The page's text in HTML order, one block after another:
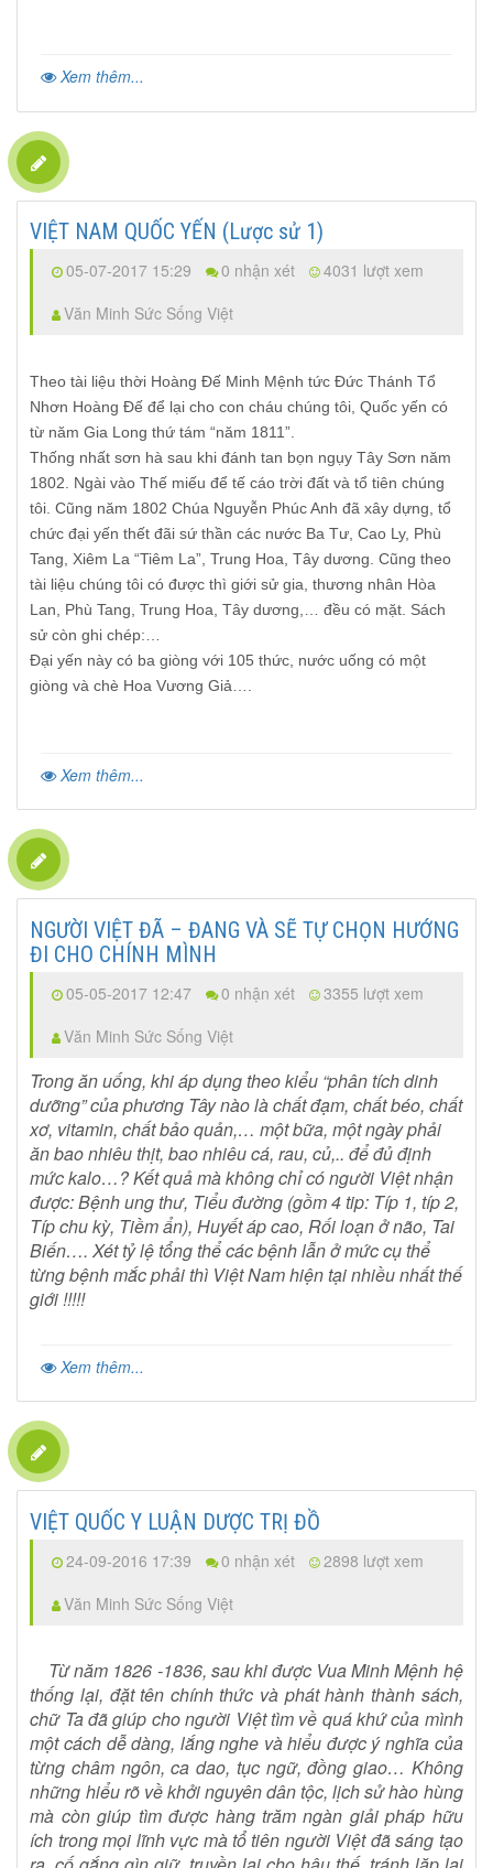
Xem thêm...
VIỆT NAM QUỐC YẾN (Lược sử 1)
05-07-2017 15:29 0 nhận xét
4031 lượt xem
Văn Minh Sức Sống Việt
Theo tài liệu thời Hoàng Đế Minh Mệnh tức Đức Thánh Tổ
Nhơn Hoàng Đế để lại cho con cháu chúng tôi, Quốc yến có
từ năm Gia Long thứ tám “năm 1811”.
Thống nhất sơn hà sau khi đánh tan bọn ngụy Tây Sơn năm
1802. Ngài vào Thế miếu để tế cáo trời đất và tổ tiên chúng
tôi. Cũng năm 1802 Chúa Nguyễn Phúc Anh đã xây dựng, tổ
chức đại yến thết đãi sứ thần các nước Ba Tư, Cao Ly, Phù
Tang, Xiêm La “Tiêm La”, Trung Hoa, Tây dương. Cũng theo
tài liệu chúng tôi có được thì giới sử gia, thương nhân Hòa
Lan, Phù Tang, Trung Hoa, Tây dương,… đều có mặt. Sách
sử còn ghi chép:…
Đại yến này có ba giòng với 105 thức, nước uống có một
giòng và chè Hoa Vương Giả….
Xem thêm...
NGƯỜI VIỆT ĐÃ – ĐANG VÀ SẼ TỰ CHỌN HƯỚNG
ĐI CHO CHÍNH MÌNH
05-05-2017 12:47 0 nhận xét
3355 lượt xem
Văn Minh Sức Sống Việt
Trong ăn uống, khi áp dụng theo kiểu “phân tích dinh
dưỡng” của phương Tây nào là chất đạm, chất béo, chất
xơ, vitamin, chất bảo quản,… một bữa, một ngày phải
ăn bao nhiêu thịt, bao nhiêu cá, rau, củ,.. để đủ định
mức kalo…? Kết quả mà không chỉ có người Việt nhận
được: Bệnh ung thư, Tiểu đường (gồm 4 tip: Típ 1, típ 2,
Típ chu kỳ, Tiềm ẩn), Huyết áp cao, Rối loạn ở não, Tai
Biến…. Xét tỷ lệ tổng thể các bệnh lẫn ở mức cụ thể
từng bệnh mắc phải thì Việt Nam hiện tại nhiều nhất thế
giới !!!!!
Xem thêm...
VIỆT QUỐC Y LUẬN DƯỢC TRỊ ĐỒ
24-09-2016 17:39 0 nhận xét
2898 lượt xem
Văn Minh Sức Sống Việt
Từ năm 1826 -1836, sau khi được Vua Minh Mệnh hệ
thống lại, đặt tên chính thức và phát hành thành sách,
chữ Ta đã giúp cho người Việt tìm về quá khứ của mình
một cách dễ dàng, lắng nghe và hiểu được ý nghĩa của
từng châm ngôn, ca dao, tục ngữ, đồng giao… Không
những hiểu rõ về khởi nguyên dân tộc, lịch sử hào hùng
mà còn giúp tìm được hàng trăm ngàn giải pháp hữu
ích trong mọi lĩnh vực mà tổ tiên người Việt đã sáng tạo